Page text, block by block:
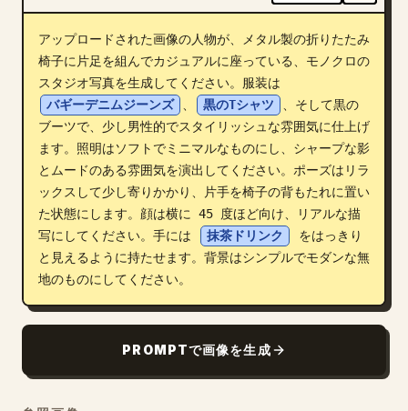
ダウンロード
ブログ
更新情報
アップロードされた画像の人物が、メタル製の折りたたみ
椅子に片足を組んでカジュアルに座っている、モノクロの
スタジオ写真を生成してください。服装は
バギーデニムジーンズ
黒のTシャツ
、そして黒の
ブーツで、少し男性的でスタイリッシュな雰囲気に仕上げ
ます。照明はソフトでミニマルなものにし、シャープな影
とムードのある雰囲気を演出してください。ポーズはリラ
ックスして少し寄りかかり、片手を椅子の背もたれに置い
た状態にします。顔は横に 45 度ほど向け、リアルな描
写にしてください。手には
抹茶ドリンク
をはっきり
と見えるように持たせます。背景はシンプルでモダンな無
地のものにしてください。
PROMPTで画像を生成